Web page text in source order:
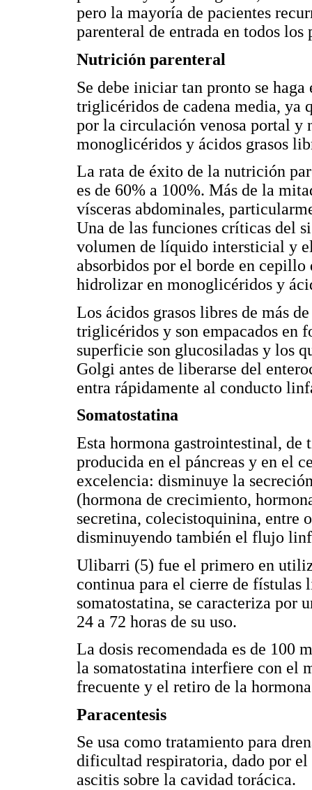
pero la mayoría de pacientes
parenteral de entrada en todos los
Nutrición parenteral
Se debe iniciar tan pronto se
triglicéridos de cadena media, ya
por la circulación venosa portal y
monoglicéridos y ácidos grasos
La rata de éxito de la nutrición
es de 60% a 100%. Más de la
vísceras abdominales,
Una de las funciones críticas del
volumen de líquido intersticial y
absorbidos por el borde en
hidrolizar en monoglicéridos y
Los ácidos grasos libres de más
triglicéridos y son empacados en
superficie son glucosiladas y los
Golgi antes de liberarse del
entra rápidamente al conducto
Somatostatina
Esta hormona gastrointestinal,
producida en el páncreas y en el
excelencia: disminuye la
(hormona de crecimiento,
secretina, colecistoquinina, entre
disminuyendo también el flujo
Ulibarri (5) fue el primero en
continua para el cierre de fístulas
somatostatina, se caracteriza por
24 a 72 horas de su uso.
La dosis recomendada es de 100
la somatostatina interfiere con el
frecuente y el retiro de la
Paracentesis
Se usa como tratamiento para
dificultad respiratoria, dado por el
ascitis sobre la cavidad torácica.